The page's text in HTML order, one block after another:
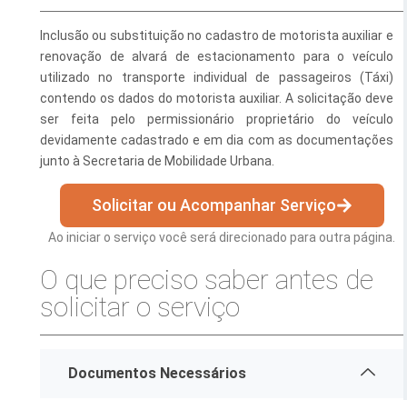
Administração e Gestão de Pessoal
Assuntos Jurídicos
Cultura
Desenvolvimento Econômico, Trabalho, Turismo e Inovação
Esporte e Lazer
Finanças
Habitação
Meio Ambiente, Desenvolvimento Sustentável e Assuntos
NOSSA CIDADE
HINO, BRASÃO E BANDEIRA
Autoridades do Município
Downloads
Telefones Úteis
Notícias Anteriores a 2024
E-SIC
OUVIDORIA
DIÁRIO OFICIAL
LEIS MUNICIPAIS
Inclusão ou substituição no cadastro de motorista auxiliar e
renovação de alvará de estacionamento para o veículo
utilizado no transporte individual de passageiros (Táxi)
contendo os dados do motorista auxiliar. A solicitação deve
ser feita pelo permissionário proprietário do veículo
devidamente cadastrado e em dia com as documentações
junto à Secretaria de Mobilidade Urbana.
Solicitar ou Acompanhar Serviço
Ao iniciar o serviço você será direcionado para outra página.
O que preciso saber antes de
solicitar o serviço
Documentos Necessários